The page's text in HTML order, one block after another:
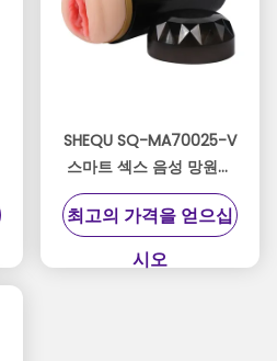
SHEQU SQ-MA70025-V
스마트 섹스 음성 망원경
컵 10 진동 속도
최고의 가격을 얻으십
시오